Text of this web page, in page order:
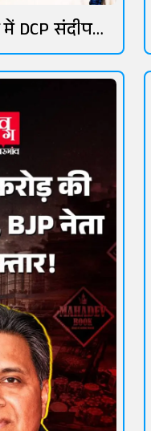
DCP संदीप